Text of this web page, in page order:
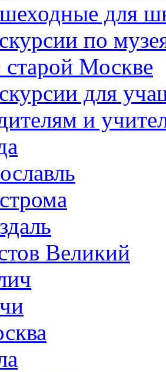
для
по
Москве
для
и
Великий